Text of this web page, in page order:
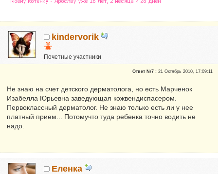
kindervorik
Почетные участники
Ответ №7 :21 Октябрь 2010, 17:09:11
Не знаю на счет детского дерматолога, но есть Марченок
Изабелла Юрьевна заведующая кожвендиспасером.
Первоклассный дерматолог. Не знаю только есть ли у нее
платный прием... Потомучто туда ребенка точно водить не
надо.
Еленка